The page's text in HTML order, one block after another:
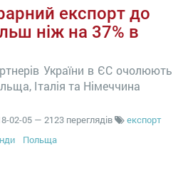
експорт до
ніж на 37% в
України в ЄС очолюють
Італія та Німеччина
02-05 — 2123 переглядів
експорт
Польща